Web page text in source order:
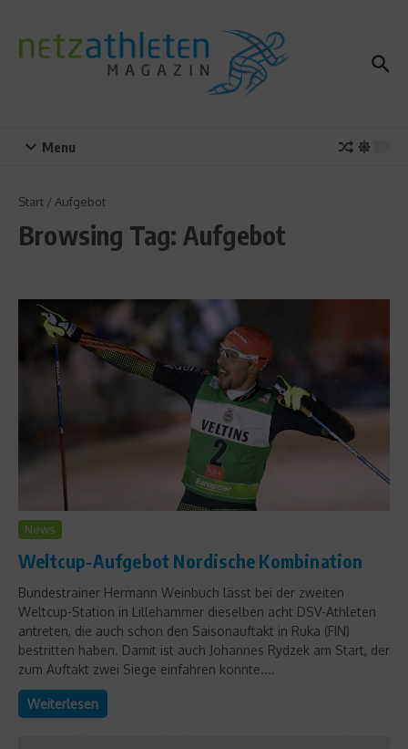
Menu
Start / Aufgebot
Browsing Tag: Aufgebot
News
Weltcup-Aufgebot Nordische Kombination
Bundestrainer Hermann Weinbuch lässt bei der zweiten
Weltcup-Station in Lillehammer dieselben acht DSV-Athleten
antreten, die auch schon den Saisonauftakt in Ruka (FIN)
bestritten haben. Damit ist auch Johannes Rydzek am Start, der
zum Auftakt zwei Siege einfahren konnte....
Weiterlesen